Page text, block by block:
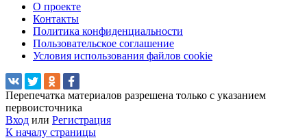
О проекте
Контакты
Политика конфиденциальности
Пользовательское соглашение
Условия использования файлов cookie
Перепечатка материалов разрешена только с указанием
первоисточника
Вход или Регистрация
К началу страницы